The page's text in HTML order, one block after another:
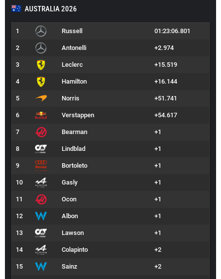
AUSTRALIA 2026
1 Russell 01:23:06.801
2 Antonelli +2.974
3 Leclerc +15.519
4 Hamilton +16.144
5 Norris +51.741
6 Verstappen +54.617
7 Bearman +1
8 Lindblad +1
9 Bortoleto +1
10 Gasly +1
11 Ocon +1
12 Albon +1
13 Lawson +1
14 Colapinto +2
15 Sainz +2